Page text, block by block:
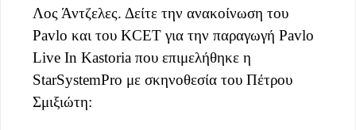
Λος Άντζελες. Δείτε την ανακοίνωση του
Pavlo και του KCET για την παραγωγή Pavlo
Live In Kastoria που επιμελήθηκε η
StarSystemPro με σκηνοθεσία του Πέτρου
Σμιξιώτη: